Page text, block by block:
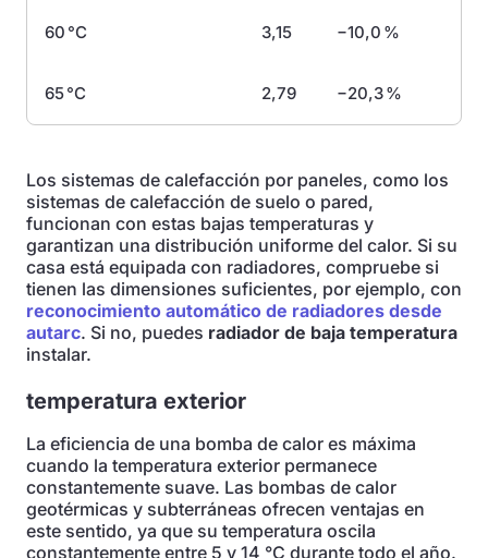
60 °C 3,15 −10,0 %
65 °C 2,79 −20,3 %
Los sistemas de calefacción por paneles, como los
sistemas de calefacción de suelo o pared,
funcionan con estas bajas temperaturas y
garantizan una distribución uniforme del calor. Si su
casa está equipada con radiadores, compruebe si
tienen las dimensiones suficientes, por ejemplo, con
reconocimiento automático de radiadores desde
autarc. Si no, puedes radiador de baja temperatura
instalar.
temperatura exterior
La eficiencia de una bomba de calor es máxima
cuando la temperatura exterior permanece
constantemente suave. Las bombas de calor
geotérmicas y subterráneas ofrecen ventajas en
este sentido, ya que su temperatura oscila
constantemente entre 5 y 14 °C durante todo el año.